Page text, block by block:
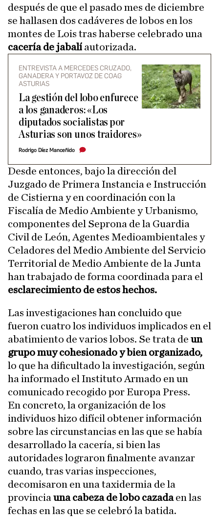
después de que el pasado mes de diciembre
se hallasen dos cadáveres de lobos en los
montes de Lois tras haberse celebrado una
cacería de jabalí autorizada.
ENTREVISTA A MERCEDES CRUZADO,
GANADERA Y PORTAVOZ DE COAG
ASTURIAS
La gestión del lobo enfurece
a los ganaderos: «Los
diputados socialistas por
Asturias son unos traidores»
Rodrigo Díez Manceñido
Desde entonces, bajo la dirección del
Juzgado de Primera Instancia e Instrucción
de Cistierna y en coordinación con la
Fiscalía de Medio Ambiente y Urbanismo,
componentes del Seprona de la Guardia
Civil de León, Agentes Medioambientales y
Celadores del Medio Ambiente del Servicio
Territorial de Medio Ambiente de la Junta
han trabajado de forma coordinada para el
esclarecimiento de estos hechos.
Las investigaciones han concluido que
fueron cuatro los individuos implicados en el
abatimiento de varios lobos. Se trata de un
grupo muy cohesionado y bien organizado,
lo que ha dificultado la investigación, según
ha informado el Instituto Armado en un
comunicado recogido por Europa Press.
En concreto, la organización de los
individuos hizo difícil obtener información
sobre las circunstancias en las que se había
desarrollado la cacería, si bien las
autoridades lograron finalmente avanzar
cuando, tras varias inspecciones,
decomisaron en una taxidermia de la
provincia una cabeza de lobo cazadaen las
fechas en las que se celebró la batida.